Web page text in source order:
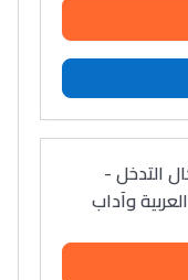
التدخل -
وآداب